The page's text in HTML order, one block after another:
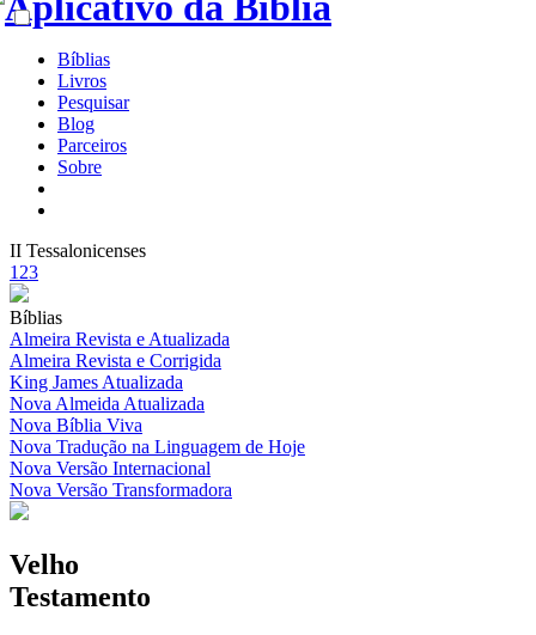
Bíblias
Livros
Pesquisar
Blog
Parceiros
Sobre
II Tessalonicenses
1 23
Bíblias
Almeira Revista e Atualizada
Almeira Revista e Corrigida
King James Atualizada
Nova Almeida Atualizada
Nova Bíblia Viva
Nova Tradução na Linguagem de Hoje
Nova Versão Internacional
Nova Versão Transformadora
Velho
Testamento